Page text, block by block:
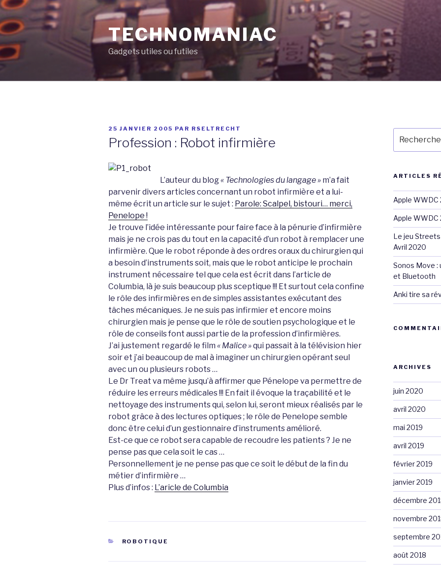
Aller
au
contenu
principal
TECHNOMANIAC
Gadgets utiles ou futiles
PUBLIÉ
25 JANVIER 2005 PAR RSELTRECHT
Profession : Robot infirmière
L’auteur du blog« Technologies du langage » m’a fait
parvenir divers articles concernant un robot infirmière et a lui-
même écrit un article sur le sujet : Parole: Scalpel, bistouri… merci,
Penelope !
Je trouve l’idée intéressante pour faire face à la pénurie d’infirmière
mais je ne crois pas du tout en la capacité d’un robot à remplacer une
infirmière. Que le robot réponde à des ordres oraux du chirurgien qui
a besoin d’instruments soit, mais que le robot anticipe le prochain
instrument nécessaire tel que cela est écrit dans l’article de
Columbia, là je suis beaucoup plus sceptique !!! Et surtout cela confine
le rôle des infirmières en de simples assistantes exécutant des
tâches mécaniques. Je ne suis pas infirmier et encore moins
chirurgien mais je pense que le rôle de soutien psychologique et le
rôle de conseils font aussi partie de la profession d’infirmières.
J’ai justement regardé le film « Malice »qui passait à la télévision hier
soir et j’ai beaucoup de mal à imaginer un chirurgien opérant seul
avec un ou plusieurs robots …
Le Dr Treat va même jusqu’à affirmer que Pénelope va permettre de
réduire les erreurs médicales !!! En fait il évoque la traçabilité et le
nettoyage des instruments qui, selon lui, seront mieux réalisés par le
robot grâce à des lectures optiques ; le rôle de Penelope semble
donc être celui d’un gestionnaire d’instruments amélioré.
Est-ce que ce robot sera capable de recoudre les patients ? Je ne
pense pas que cela soit le cas …
Personnellement je ne pense pas que ce soit le début de la fin du
métier d’infirmière …
Plus d’infos : L’aricle de Columbia
CATÉGORIES
ROBOTIQUE
pour
:
ARTICLES
Apple WWDC
Apple WWDC
Le jeu
Avril 2020
Sonos Move :
et Bluetooth
Anki tire sa
ARCHIVES
juin 2020
avril 2020
mai 2019
avril 2019
février 2019
janvier 2019
décembre
novembre
septembre
août 2018